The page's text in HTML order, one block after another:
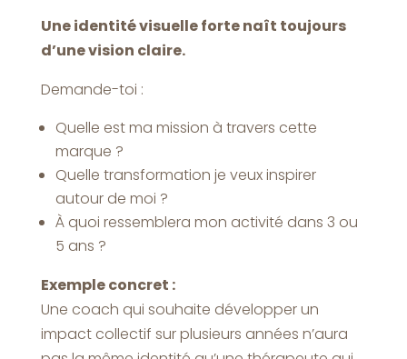
Une identité visuelle forte naît toujours
d’une vision claire.
Demande-toi :
Quelle est ma mission à travers cette
marque ?
Quelle transformation je veux inspirer
autour de moi ?
À quoi ressemblera mon activité dans 3 ou
5 ans ?
Exemple concret :
Une coach qui souhaite développer un
impact collectif sur plusieurs années n’aura